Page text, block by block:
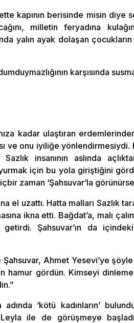
kapının berisinde misin diye
milletin feryadına
yalın ayak dolaşan
karşısında
kadar ulaştıran
ve onu iyiliğe yönlendirmesiydi.
insanının aslında
için bu yola giriştiğini
zaman ‘Şahsuvar’la
el uzattı. Hatta malları Sazlık
ikna etti. Bağdat’a, malı
Şahsuvar’ın da
Ahmet Yesevi’ye
hamur gördün. Kimseyi
‘kötü kadınların’
ile de görüşmeye